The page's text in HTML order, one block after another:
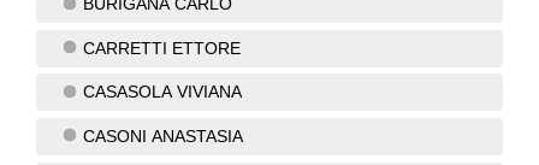
CARRETTI ETTORE
CASASOLA VIVIANA
CASONI ANASTASIA